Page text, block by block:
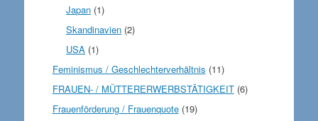
Japan (1)
Skandinavien (2)
USA (1)
Feminismus / Geschlechterverhältnis (11)
FRAUEN- / MÜTTERERWERBSTÄTIGKEIT(6)
Frauenförderung / Frauenquote(19)